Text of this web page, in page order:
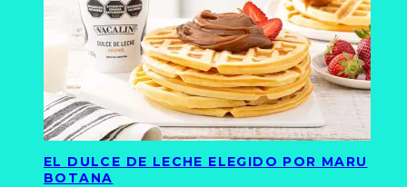
EL DULCE DE LECHE ELEGIDO POR MARU
BOTANA